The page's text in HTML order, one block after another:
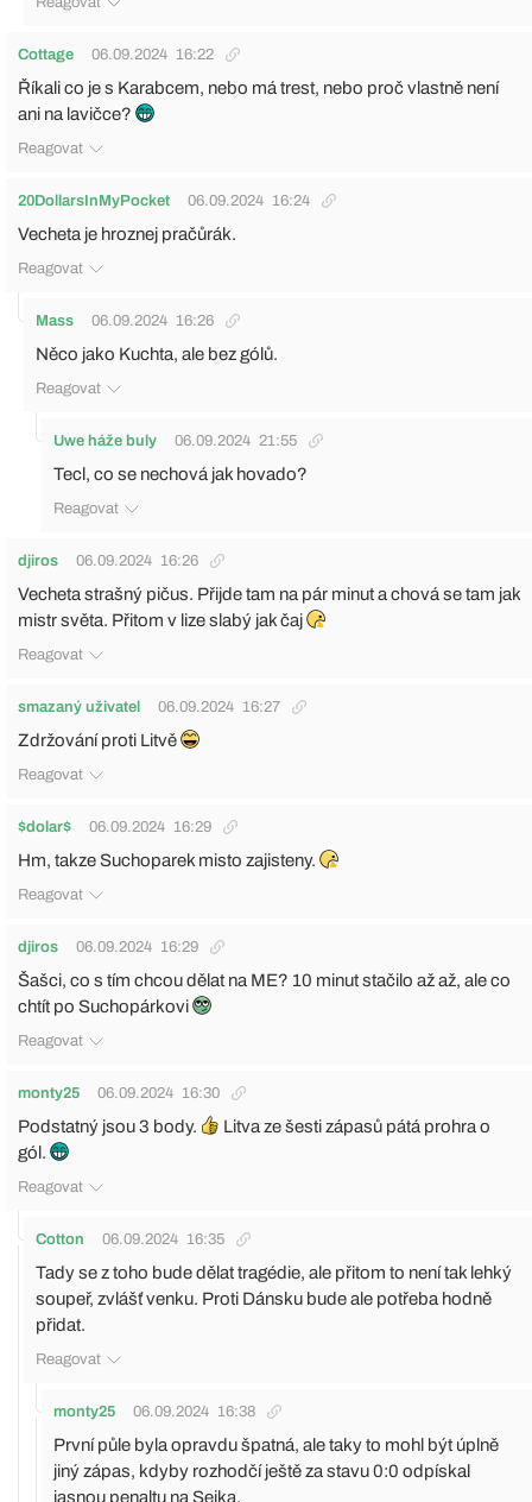
Cottage 06.09.2024 16:22
Říkali co je s Karabcem, nebo má trest, nebo proč vlastně není
ani na lavičce?
Reagovat
20DollarsInMyPocket 06.09.2024 16:24
Vecheta je hroznej pračůrák.
Reagovat
Mass 06.09.2024 16:26
Něco jako Kuchta, ale bez gólů.
Reagovat
Uwe háže buly 06.09.2024 21:55
Tecl, co se nechová jak hovado?
Reagovat
djiros 06.09.2024 16:26
Vecheta strašný pičus. Přijde tam na pár minut a chová se tam jak
mistr světa. Přitom v lize slabý jak čaj
Reagovat
smazaný uživatel 06.09.2024 16:27
Zdržování proti Litvě
Reagovat
$dolar$ 06.09.2024 16:29
Hm, takze Suchoparek misto zajisteny.
Reagovat
djiros 06.09.2024 16:29
Šašci, co s tím chcou dělat na ME? 10 minut stačilo až až, ale co
chtít po Suchopárkovi
Reagovat
monty25 06.09.2024 16:30
Podstatný jsou 3 body.
Litva ze šesti zápasů pátá prohra o
gól.
Reagovat
Cotton 06.09.2024 16:35
Tady se z toho bude dělat tragédie, ale přitom to není tak lehký
soupeř, zvlášť venku. Proti Dánsku bude ale potřeba hodně
přidat.
Reagovat
monty25 06.09.2024 16:38
První půle byla opravdu špatná, ale taky to mohl být úplně
jiný zápas, kdyby rozhodčí ještě za stavu 0:0 odpískal
jasnou penaltu na Sejka.